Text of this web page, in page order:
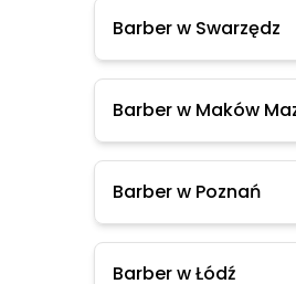
Barber w Swarzędz
Barber w Maków
Barber w Poznań
Barber w Łódź